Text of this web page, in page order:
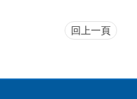
回上一頁